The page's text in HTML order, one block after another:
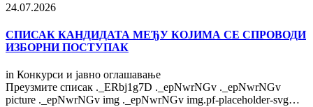
24.07.2026
СПИСАК КАНДИДАТА МЕЂУ КОЈИМА СЕ СПРОВОДИ
ИЗБОРНИ ПОСТУПАК
in Конкурси и јавно оглашавање
Преузмите списак ._ERbj1g7D ._epNwrNGv ._epNwrNGv
picture ._epNwrNGv img ._epNwrNGv img.pf-placeholder-svg…